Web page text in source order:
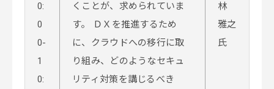
0:
0
0-
1
0:
くことが、求められていま
す。 ＤＸを推進するため
に、クラウドへの移行に取
り組み、どのようなセキュ
リティ対策を講じるべき
林
雅之
氏